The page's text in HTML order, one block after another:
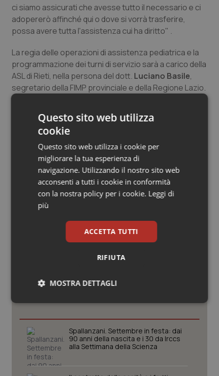
Salute orale & impianti
Sangue & coagulazione
Tiroide
Tumore al seno
Tumore ovarico
Tumori del Polmone & Testa Collo
Tumori gastrointestinali
Ulcera & Reflusso
ci siamo assicurati che avesse tutto il necessario e ci
adopererò affinché qui o dove si vorrà trasferire,
possa avere tutta l'assistenza cui ha diritto" .
La regia delle operazioni di assistenza pediatrica e la
programmazione dei turni di servizio sarà a carico della
ASL di Rieti, nella persona del dott. Luciano Basile,
segretario della FIMP provinciale e della Regione Lazio.
Lo stesso, volontario anch'egli di Protezione Civile, ha
assicurato che i medici pediatri impiegati nei soccorsi
avranno piena tutela legale e giuridica a carico della
Federazione Italiana Medici Pediatri Regione Lazio
29 Agosto 2016
© Riproduzione riservata
Potrebbe interessarti in
Spallanzani. Settembre in festa: dai
90 anni della nascita e i 30 da Irccs
alla Settimana della Scienza
Questo sito web utilizza
cookie
Questo sito web utilizza i cookie per
migliorare la tua esperienza di
navigazione. Utilizzando il nostro sito web
acconsenti a tutti i cookie in conformità
con la nostra policy per i cookie. Leggi di
più
ACCETTA TUTTI
RIFIUTA
MOSTRA DETTAGLI
Necessari Statistici Marketing
Marketing